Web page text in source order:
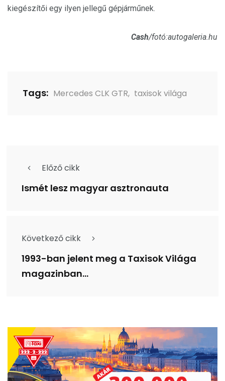
kiegészítői egy ilyen jellegű gépjárműnek.
Cash/fotó:autogaleria.hu
Tags: Mercedes CLK GTR, taxisok világa
Előző cikk
Ismét lesz magyar asztronauta
Következő cikk
1993-ban jelent meg a Taxisok Világa
magazinban...